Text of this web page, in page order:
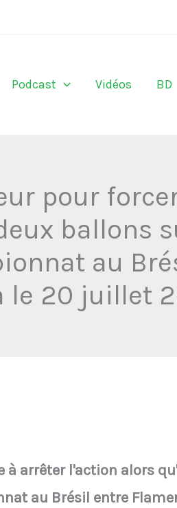
Podcast Vidéos BD
pour
ballons
au
le 20 juillet
arrêter l'action alors
au Brésil entre